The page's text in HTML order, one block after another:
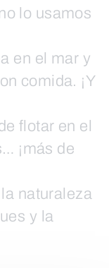
lo usamos
en el mar y
comida. ¡Y
flotar en el
¡más de
naturaleza
y la